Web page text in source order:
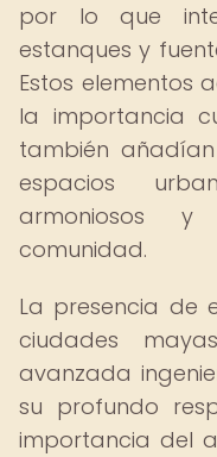
por lo que
estanques y
Estos elementos
la importancia
también
espacios
armoniosos
comunidad.
La presencia de
ciudades
avanzada
su profundo
importancia del